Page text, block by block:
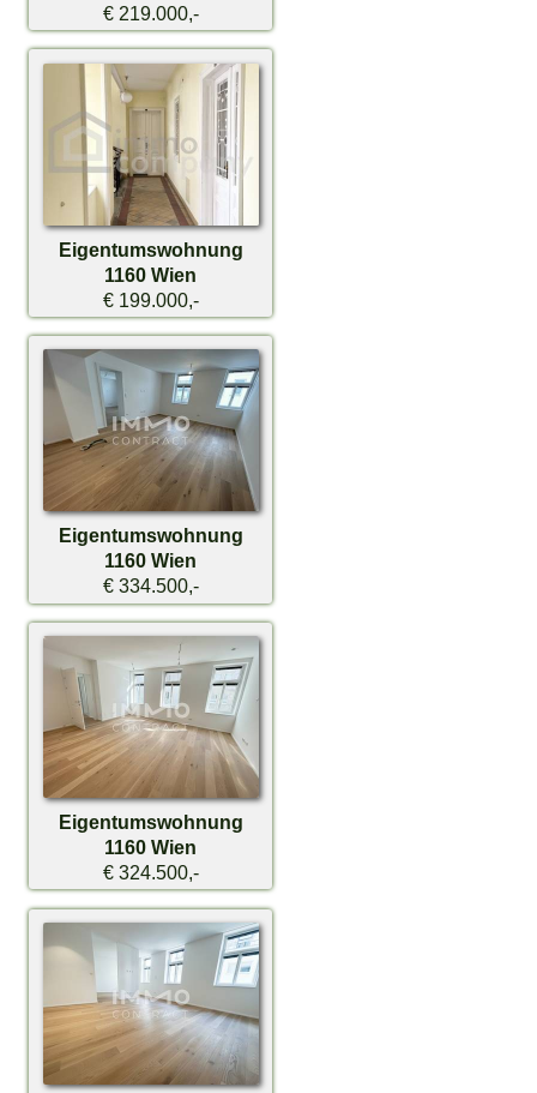
€ 219.000,-
Eigentumswohnung
1160 Wien
€ 199.000,-
Eigentumswohnung
1160 Wien
€ 334.500,-
Eigentumswohnung
1160 Wien
€ 324.500,-